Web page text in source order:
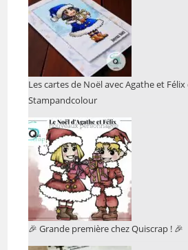
Les cartes de Noël avec Agathe et
Stampandcolour
🎉 Grande première chez Quiscrap ! 🎉